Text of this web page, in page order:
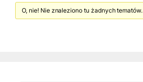
O, nie! Nie znaleziono tu żadnych tematów.